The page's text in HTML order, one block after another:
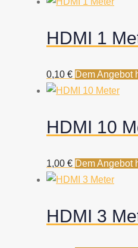
HDMI 1
0,10 € Dem Angebot
HDMI 10
1,00 € Dem Angebot
HDMI 3